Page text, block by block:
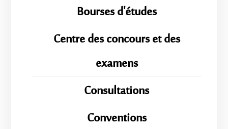
Bourses d'études
Centre des concours et des
examens
Consultations
Conventions